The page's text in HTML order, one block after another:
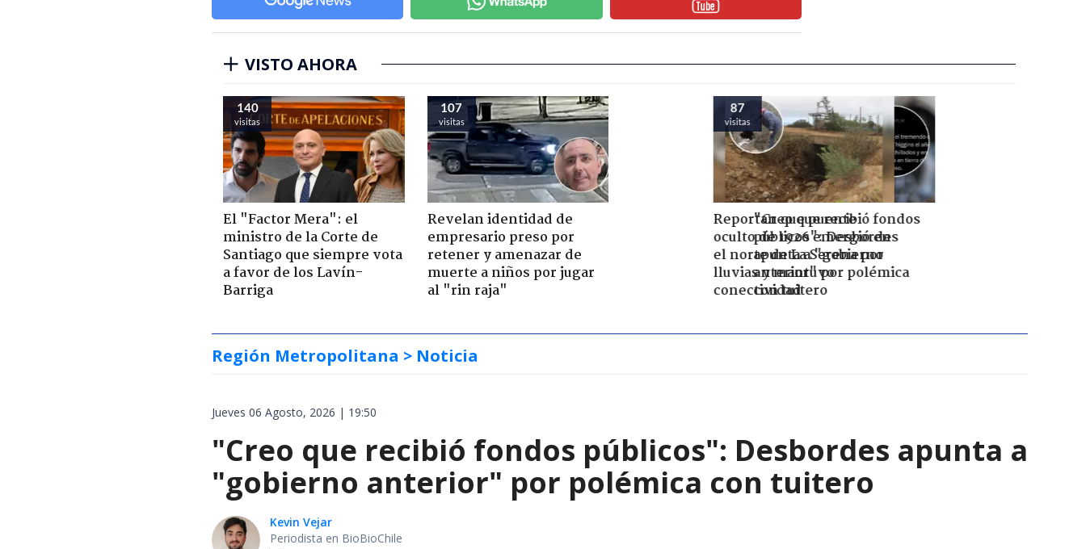
VISTO AHORA
151
visitas
El "Factor Mera": el
ministro de la Corte de
Santiago que siempre vota
a favor de los Lavín-
Barriga
105
visitas
Revelan identidad de
empresario preso por
retener y amenazar de
muerte a niños por jugar
al "rin raja"
"Creo que recibió fondos
públicos": Desbordes
apunta a "gobierno
anterior" por polémica
91
visitas
Reportan que puente
oculto de 1926 emergió en
el norte de La Serena por
lluvias y mantuvo
Región Metropolitana > Noticia
Jueves 06 Agosto, 2026 | 19:50
"Creo que recibió fondos públicos": Desbordes apunta a
"gobierno anterior" por polémica con tuitero
Kevin Vejar
Periodista en BioBioChile